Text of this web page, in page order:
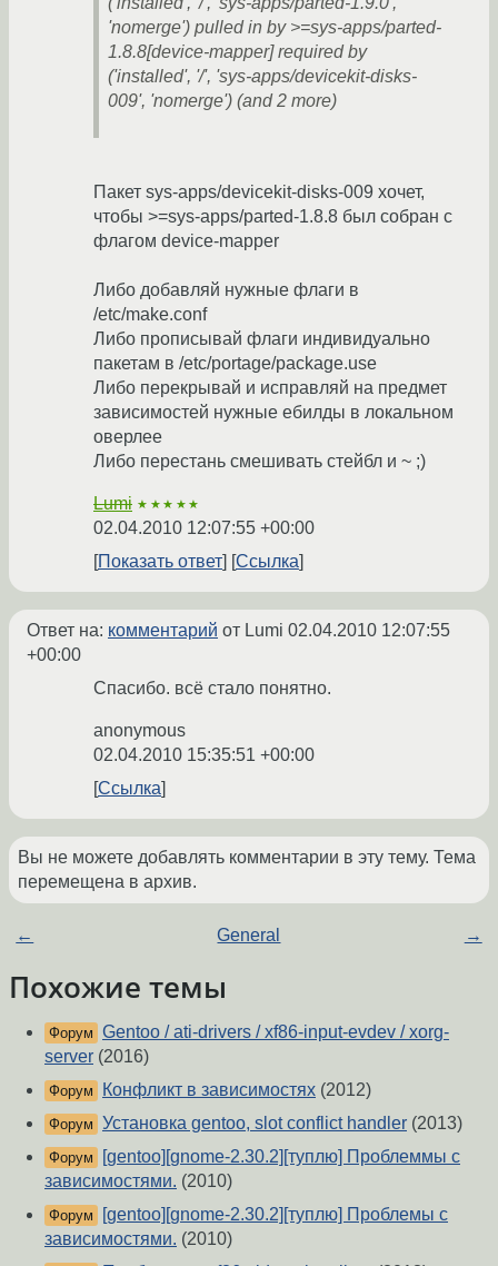
'nomerge') pulled in by >=sys-apps/parted-
1.8.8[device-mapper] required by
('installed', '/', 'sys-apps/devicekit-disks-
009', 'nomerge') (and 2 more)
Пакет sys-apps/devicekit-disks-009 хочет,
чтобы >=sys-apps/parted-1.8.8 был собран с
флагом device-mapper
Либо добавляй нужные флаги в
/etc/make.conf
Либо прописывай флаги индивидуально
пакетам в /etc/portage/package.use
Либо перекрывай и исправляй на предмет
зависимостей нужные ебилды в локальном
оверлее
Либо перестань смешивать стейбл и ~ ;)
Lumi ★★★★★
02.04.2010 12:07:55 +00:00
Показать ответ
Ссылка
Ответ на: комментарий от Lumi 02.04.2010 12:07:55
+00:00
Спасибо. всё стало понятно.
anonymous
02.04.2010 15:35:51 +00:00
Ссылка
Вы не можете добавлять комментарии в эту тему. Тема
перемещена в архив.
← General →
Похожие темы
Форум Gentoo / ati-drivers / xf86-input-evdev / xorg-
server (2016)
Форум Конфликт в зависимостях (2012)
Форум Установка gentoo, slot conflict handler (2013)
Форум
[gentoo][gnome-2.30.2][туплю] Проблеммы с
зависимостями. (2010)
Форум
[gentoo][gnome-2.30.2][туплю] Проблемы с
зависимостями. (2010)